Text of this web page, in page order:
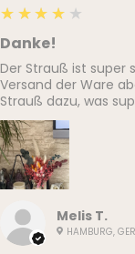
Melis T.
HAMBURG,
4
★★★★★
Danke!
Der Strauß ist super
Versand der Ware
Strauß dazu, was